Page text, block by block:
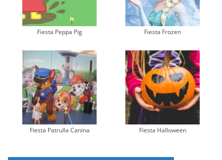
Fiesta Peppa Pig Fiesta Frozen
Fiesta Patrulla Canina Fiesta Halloween